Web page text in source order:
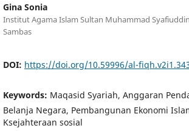
Gina Sonia
Institut Agama Islam Sultan Muhammad Syafiuddin
Sambas
DOI: https://doi.org/10.59996/al-
Keywords: Maqasid Syariah, Anggaran
Belanja Negara, Pembangunan Ekonomi
Ksejahteraan sosial